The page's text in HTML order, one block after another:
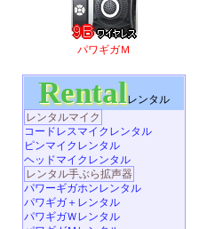
パワギガＭ
Rentalレンタル
レンタルマイク
コードレスマイクレンタル
ピンマイクレンタル
ヘッドマイクレンタル
レンタル手ぶら拡声器
パワーギガホンレンタル
パワギガ＋レンタル
パワギガＷレンタル